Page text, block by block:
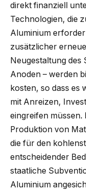
direkt finanziell
Technologien, die
Aluminium
zusätzlicher
Neugestaltung
Anoden – werden
kosten, so dass es
mit Anreizen,
eingreifen müssen.
Produktion von
die für den
entscheidender
staatliche
Aluminium